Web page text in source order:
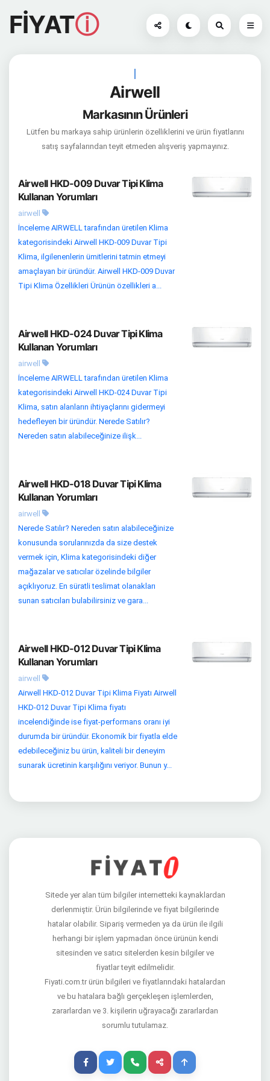
FİYATⓘ
|
Airwell
Markasının Ürünleri
Lütfen bu markaya sahip ürünlerin özelliklerini ve ürün fiyatlarını
satış sayfalarından teyit etmeden alışveriş yapmayınız.
Airwell HKD-009 Duvar Tipi Klima
Kullanan Yorumları
airwell
İnceleme AIRWELL tarafından üretilen Klima
kategorisindeki Airwell HKD-009 Duvar Tipi
Klima, ilgilenenlerin ümitlerini tatmin etmeyi
amaçlayan bir üründür. Airwell HKD-009 Duvar
Tipi Klima Özellikleri Ürünün özellikleri a...
Airwell HKD-024 Duvar Tipi Klima
Kullanan Yorumları
airwell
İnceleme AIRWELL tarafından üretilen Klima
kategorisindeki Airwell HKD-024 Duvar Tipi
Klima, satın alanların ihtiyaçlarını gidermeyi
hedefleyen bir üründür. Nerede Satılır?
Nereden satın alabileceğinize ilişk...
Airwell HKD-018 Duvar Tipi Klima
Kullanan Yorumları
airwell
Nerede Satılır? Nereden satın alabileceğinize
konusunda sorularınızda da size destek
vermek için, Klima kategorisindeki diğer
mağazalar ve satıcılar özelinde bilgiler
açıklıyoruz. En süratli teslimat olanakları
sunan satıcıları bulabilirsiniz ve gara...
Airwell HKD-012 Duvar Tipi Klima
Kullanan Yorumları
airwell
Airwell HKD-012 Duvar Tipi Klima Fiyatı Airwell
HKD-012 Duvar Tipi Klima fiyatı
incelendiğinde ise fiyat-performans oranı iyi
durumda bir üründür. Ekonomik bir fiyatla elde
edebileceğiniz bu ürün, kaliteli bir deneyim
sunarak ücretinin karşılığını veriyor. Bunun y...
Sitede yer alan tüm bilgiler internetteki kaynaklardan
derlenmiştir. Ürün bilgilerinde ve fiyat bilgilerinde
hatalar olabilir. Sipariş vermeden ya da ürün ile ilgili
herhangi bir işlem yapmadan önce ürünün kendi
sitesinden ve satıcı sitelerden kesin bilgiler ve
fiyatlar teyit edilmelidir.
Fiyati.com.tr ürün bilgileri ve fiyatlarındaki hatalardan
ve bu hatalara bağlı gerçekleşen işlemlerden,
zararlardan ve 3. kişilerin uğrayacağı zararlardan
sorumlu tutulamaz.